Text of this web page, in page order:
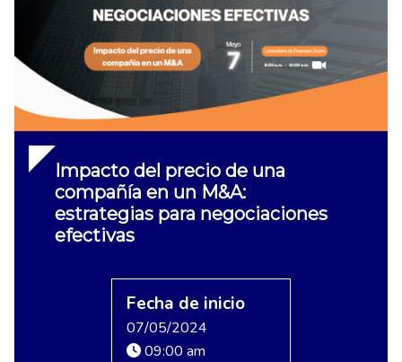
Impacto del precio de una
compañía en un M&A:
estrategias para negociaciones
efectivas
Fecha de inicio
07/05/2024
09:00 am